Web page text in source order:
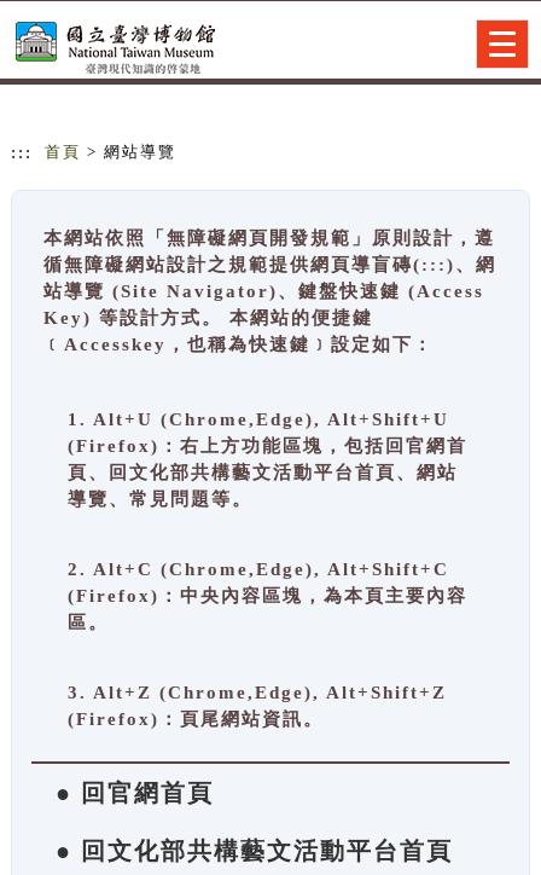
::: 首頁 > 網站導覽
本網站依照「無障礙網頁開發規範」原則設計，遵
循無障礙網站設計之規範提供網頁導盲磚(:::)、網
站導覽 (Site Navigator)、鍵盤快速鍵 (Access
Key) 等設計方式。 本網站的便捷鍵
﹝Accesskey，也稱為快速鍵﹞設定如下：
1. Alt+U (Chrome,Edge), Alt+Shift+U
(Firefox)：右上方功能區塊，包括回官網首
頁、回文化部共構藝文活動平台首頁、網站
導覽、常見問題等。
2. Alt+C (Chrome,Edge), Alt+Shift+C
(Firefox)：中央內容區塊，為本頁主要內容
區。
3. Alt+Z (Chrome,Edge), Alt+Shift+Z
(Firefox)：頁尾網站資訊。
● 回官網首頁
● 回文化部共構藝文活動平台首頁